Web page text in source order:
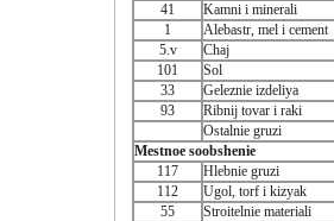
41
Kamni i minerali
1
Alebastr, mel i cement
5.v
Chaj
101
Sol
33
Geleznie izdeliya
93
Ribnij tovar i raki
Ostalnie gruzi
Mestnoe soobshenie
117
Hlebnie gruzi
112
Ugol, torf i kizyak
55
Stroitelnie materiali